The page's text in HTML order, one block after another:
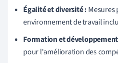
Égalité et diversité :
environnement de travail
Formation et
pour l'amélioration des